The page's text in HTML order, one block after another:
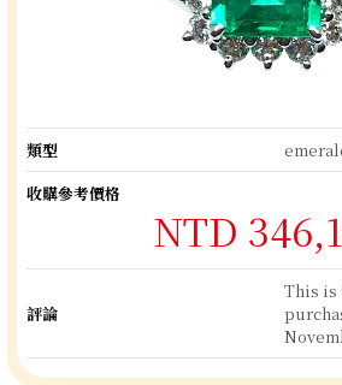
類型
收購參考價格
NTD
評論
This is